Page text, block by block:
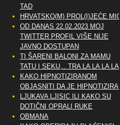
TAD
HRVATSKO(M) PROL(I)JEĆE MIG
OD DANAS 22.02.2023 MOJ
TWITTER PROFIL VIŠE NIJE
JAVNO DOSTUPAN
TI ŠARENI BALONI ZA MAMU
TATU I SEKU,.. TRA LA LA LA LA
KAKO HIPNOTIZIRANOM
OBJASNITI DA JE HIPNOTIZIRAN
LJUKAVA LJISIC ILI KAKO SU
DOTIČNI OPRALI RUKE
OBMANA